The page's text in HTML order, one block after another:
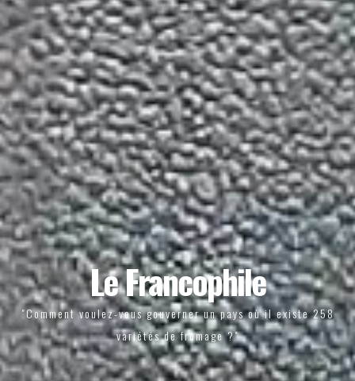
Le Francophile
"Comment voulez-vous gouverner un pays où il existe 258
variétés de fromage ?"